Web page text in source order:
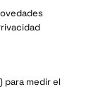
para medir el